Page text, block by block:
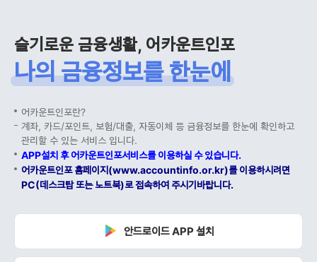
슬기로운 금융생활, 어카운트인포
나의 금융정보를 한눈에
어카운트인포란?
계좌, 카드/포인트, 보험/대출, 자동이체 등 금융정보를 한눈에 확인하고
관리할 수 있는 서비스 입니다.
APP설치 후 어카운트인포서비스를 이용하실 수 있습니다.
어카운트인포 홈페이지(www.accountinfo.or.kr)를 이용하시려면
PC(데스크탑 또는 노트북)로 접속하여 주시기바랍니다.
안드로이드 APP 설치